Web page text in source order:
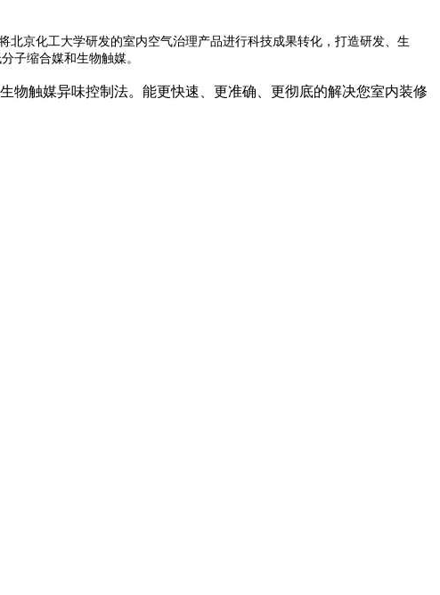
京化工大学研发的室内空气治理产品进行科技成果转化，打造研发、生
子缩合媒和生物触媒。
物触媒异味控制法。能更快速、更准确、更彻底的解决您室内装修